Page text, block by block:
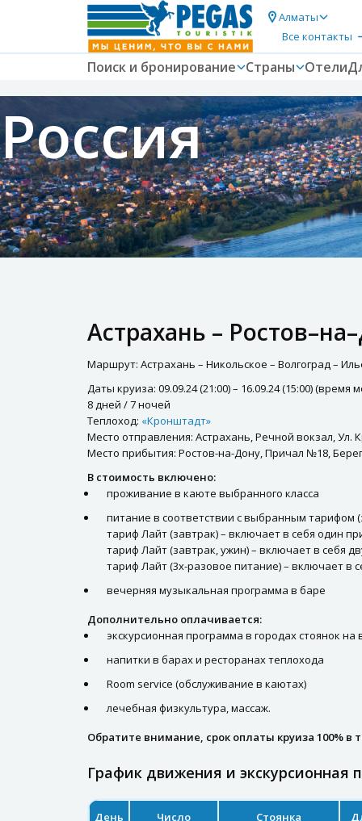
Алматы
Все контакты
Поиск и бронирование Страны Отели
Россия
Астрахань –
Маршрут: Астрахань – Никольское – Волгоград –
Даты круиза: 09.09.24 (21:00) – 16.09.24 (15:00) (время
8 дней / 7 ночей
Теплоход: «Кронштадт»
Место отправления: Астрахань, Речной вокзал, Ул.
Место прибытия: Ростов-на-Дону, Причал №18,
В стоимость включено:
проживание в каюте выбранного класса
питание в соответствии с выбранным тарифом
тариф Лайт (завтрак) – включает в себя один
тариф Лайт (завтрак, ужин) – включает в себя
тариф Лайт (3х-разовое питание) – включает
вечерняя музыкальная программа в баре
Дополнительно оплачивается:
экскурсионная программа в городах стоянок на
напитки в барах и ресторанах теплохода
Room service (обслуживание в каютах)
лечебная физкультура, массаж.
Обратите внимание, срок оплаты круиза 100%
График движения и экскурсионная
День Число Стоянка